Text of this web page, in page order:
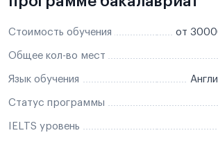
Стоимость обучения от
Общее кол-во мест
Язык обучения
Статус программы
IELTS уровень